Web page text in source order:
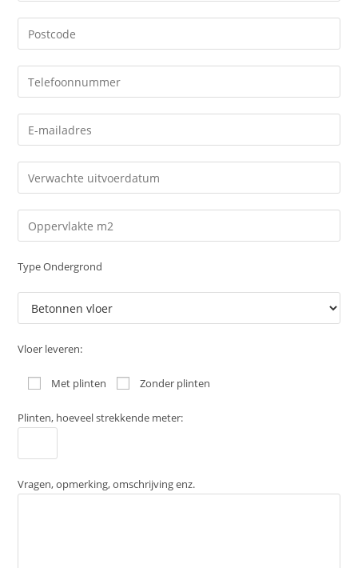
Type Ondergrond
Vloer leveren:
Met plinten Zonder plinten
Plinten, hoeveel strekkende meter:
Vragen, opmerking, omschrijving enz.